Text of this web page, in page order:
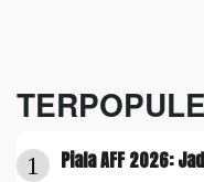
1 Piala AFF 2026: